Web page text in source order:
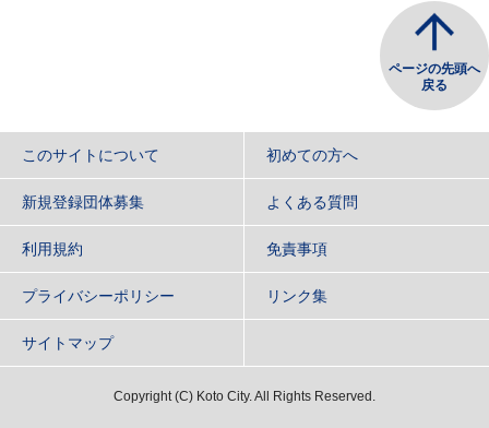
ページの先頭へ
戻る
このサイトについて 初めての方へ
新規登録団体募集 よくある質問
利用規約 免責事項
プライバシーポリシー リンク集
サイトマップ
Copyright (C) Koto City. All Rights Reserved.